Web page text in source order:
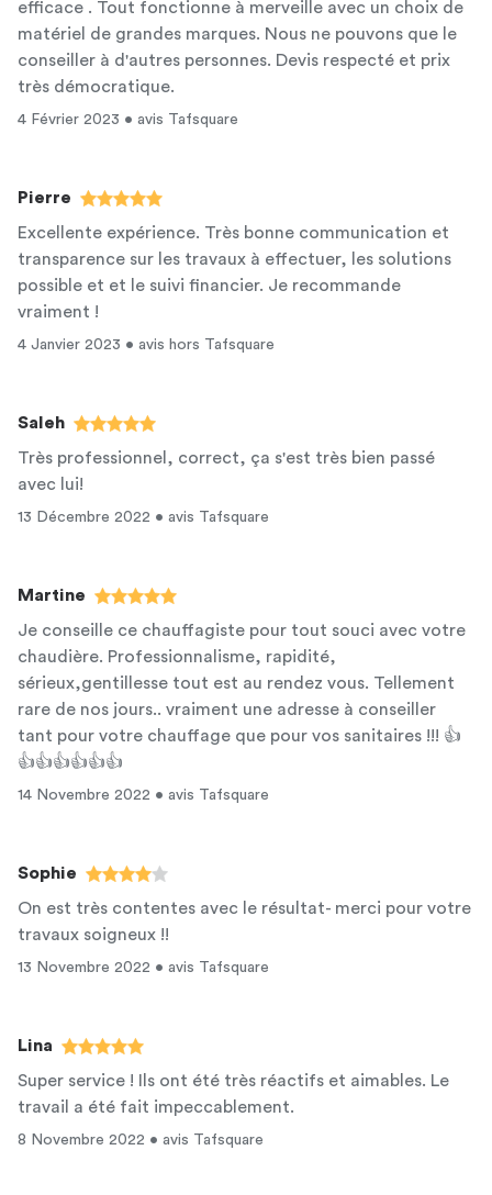
efficace . Tout fonctionne à merveille avec un choix de
matériel de grandes marques. Nous ne pouvons que le
conseiller à d'autres personnes. Devis respecté et prix
très démocratique.
4 Février 2023 • avis Tafsquare
Pierre
Excellente expérience. Très bonne communication et
transparence sur les travaux à effectuer, les solutions
possible et et le suivi financier. Je recommande
vraiment !
4 Janvier 2023 • avis hors Tafsquare
Saleh
Très professionnel, correct, ça s'est très bien passé
avec lui!
13 Décembre 2022 • avis Tafsquare
Martine
Je conseille ce chauffagiste pour tout souci avec votre
chaudière. Professionnalisme, rapidité,
sérieux,gentillesse tout est au rendez vous. Tellement
rare de nos jours.. vraiment une adresse à conseiller
tant pour votre chauffage que pour vos sanitaires !!! 👍
👍👍👍👍👍👍
14 Novembre 2022 • avis Tafsquare
Sophie
On est très contentes avec le résultat- merci pour votre
travaux soigneux !!
13 Novembre 2022 • avis Tafsquare
Lina
Super service ! Ils ont été très réactifs et aimables. Le
travail a été fait impeccablement.
8 Novembre 2022 • avis Tafsquare